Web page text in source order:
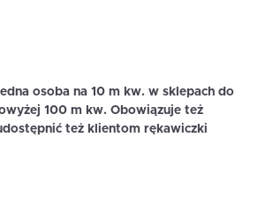
osoba na 10 m kw. w sklepach do
100 m kw. Obowiązuje też
też klientom rękawiczki